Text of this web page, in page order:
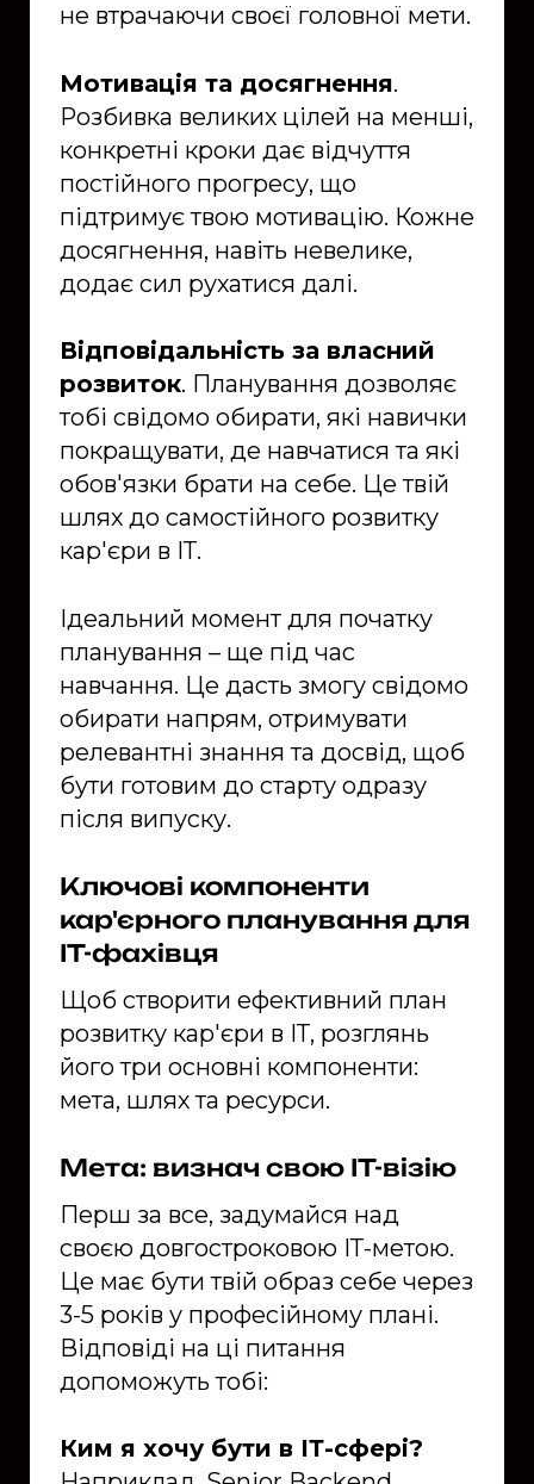
не втрачаючи своєї головної мети.
Мотивація та досягнення.
Розбивка великих цілей на менші,
конкретні кроки дає відчуття
постійного прогресу, що
підтримує твою мотивацію. Кожне
досягнення, навіть невелике,
додає сил рухатися далі.
Відповідальність за власний
розвиток. Планування дозволяє
тобі свідомо обирати, які навички
покращувати, де навчатися та які
обов'язки брати на себе. Це твій
шлях до самостійного розвитку
кар'єри в ІТ.
Ідеальний момент для початку
планування – ще під час
навчання. Це дасть змогу свідомо
обирати напрям, отримувати
релевантні знання та досвід, щоб
бути готовим до старту одразу
після випуску.
Ключові компоненти
кар'єрного планування для
ІТ-фахівця
Щоб створити ефективний план
розвитку кар'єри в ІТ, розглянь
його три основні компоненти:
мета, шлях та ресурси.
Мета: визнач свою ІТ-візію
Перш за все, задумайся над
своєю довгостроковою ІТ-метою.
Це має бути твій образ себе через
3-5 років у професійному плані.
Відповіді на ці питання
допоможуть тобі:
Ким я хочу бути в ІТ-сфері?